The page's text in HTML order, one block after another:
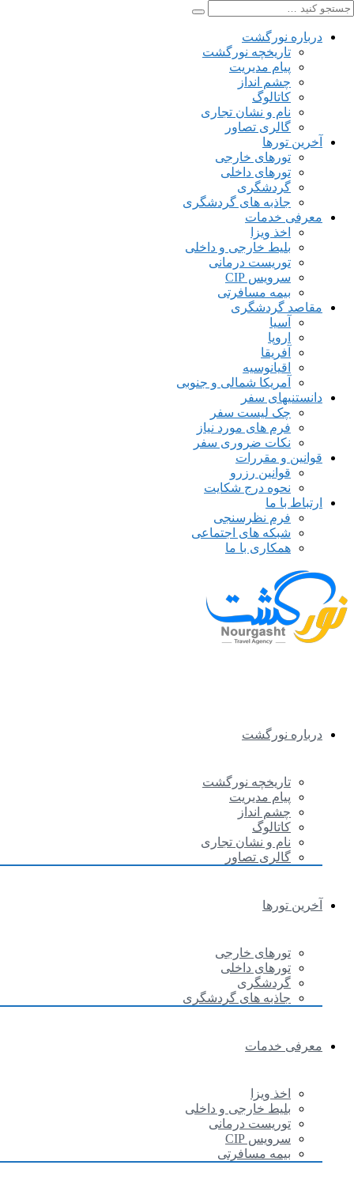
درباره نورگشت
تاریخچه نورگشت
پیام مدیریت
چشم انداز
کاتالوگ
نام و نشان تجاری
گالری تصاور
آخرین تورها
تورهای خارجی
تورهای داخلی
گردشگری
جاذبه های گردشگری
معرفی خدمات
اخذ ویزا
بلیط خارجی و داخلی
توریست درمانی
سرویس CIP
بیمه مسافرتی
مقاصد گردشگری
آسیا
اروپا
آفریقا
اقیانوسیه
آمریکا شمالی و جنوبی
دانستنیهای سفر
چک لیست سفر
فرم های مورد نیاز
نکات ضروری سفر
قوانین و مقررات
قوانین رزرو
نحوه درج شکایت
ارتباط با ما
فرم نظرسنجی
شبکه های اجتماعی
همکاری با ما
درباره نورگشت
تاریخچه نورگشت
پیام مدیریت
چشم انداز
کاتالوگ
نام و نشان تجاری
گالری تصاور
آخرین تورها
تورهای خارجی
تورهای داخلی
گردشگری
جاذبه های گردشگری
معرفی خدمات
اخذ ویزا
بلیط خارجی و داخلی
توریست درمانی
سرویس CIP
بیمه مسافرتی